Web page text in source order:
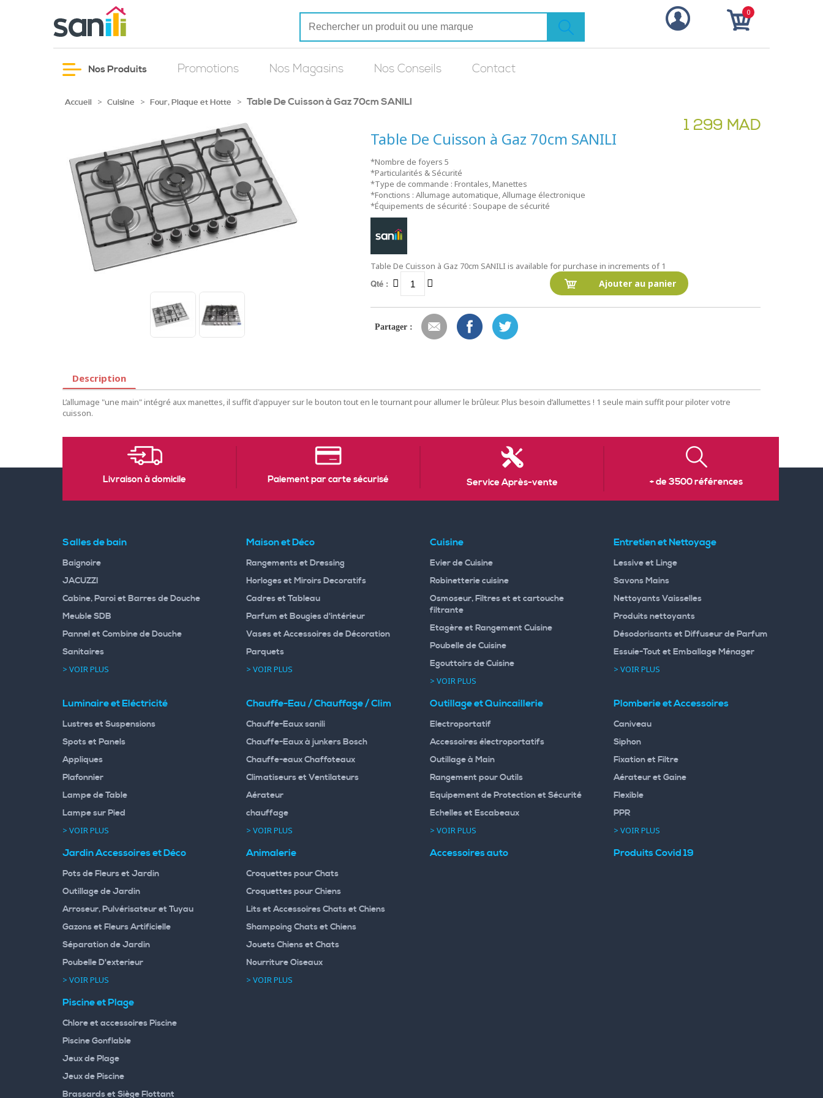
0
Nos Produits Promotions Nos Magasins Nos Conseils Contact
Accueil > Cuisine > Four, Plaque et Hotte > Table De Cuisson à Gaz 70cm SANILI
Table De Cuisson à Gaz 70cm SANILI
1 299 MAD
*Nombre de foyers 5
*Particularités & Sécurité
*Type de commande : Frontales, Manettes
*Fonctions : Allumage automatique, Allumage électronique
*Équipements de sécurité : Soupape de sécurité
Table De Cuisson à Gaz 70cm SANILI is available for purchase in increments of 1
Qté : Ajouter au panier
Partager :
Description
L’allumage "une main" intégré aux manettes, il suffit d'appuyer sur le bouton tout en le tournant pour allumer le brûleur. Plus besoin d’allumettes ! 1 seule main suffit pour piloter votre
cuisson.
Livraison à domicile Paiement par carte sécurisé Service Après-vente + de 3500 références
Salles de bain
Baignoire
JACUZZI
Cabine, Paroi et Barres de Douche
Meuble SDB
Pannel et Combine de Douche
Sanitaires
> VOIR PLUS
Maison et Déco
Rangements et Dressing
Horloges et Miroirs Decoratifs
Cadres et Tableau
Parfum et Bougies d'intérieur
Vases et Accessoires de Décoration
Parquets
> VOIR PLUS
Cuisine
Evier de Cuisine
Robinetterie cuisine
Osmoseur, Filtres et et cartouche
filtrante
Etagère et Rangement Cuisine
Poubelle de Cuisine
Egouttoirs de Cuisine
> VOIR PLUS
Entretien et Nettoyage
Lessive et Linge
Savons Mains
Nettoyants Vaisselles
Produits nettoyants
Désodorisants et Diffuseur de Parfum
Essuie-Tout et Emballage Ménager
> VOIR PLUS
Luminaire et Eléctricité
Lustres et Suspensions
Spots et Panels
Appliques
Plafonnier
Lampe de Table
Lampe sur Pied
> VOIR PLUS
Chauffe-Eau / Chauffage / Clim
Chauffe-Eaux sanili
Chauffe-Eaux à junkers Bosch
Chauffe-eaux Chaffoteaux
Climatiseurs et Ventilateurs
Aérateur
chauffage
> VOIR PLUS
Outillage et Quincaillerie
Electroportatif
Accessoires électroportatifs
Outillage à Main
Rangement pour Outils
Equipement de Protection et Sécurité
Echelles et Escabeaux
> VOIR PLUS
Plomberie et Accessoires
Caniveau
Siphon
Fixation et Filtre
Aérateur et Gaine
Flexible
PPR
> VOIR PLUS
Jardin Accessoires et Déco
Pots de Fleurs et Jardin
Outillage de Jardin
Arroseur, Pulvérisateur et Tuyau
Gazons et Fleurs Artificielle
Séparation de Jardin
Poubelle D'exterieur
> VOIR PLUS
Animalerie
Croquettes pour Chats
Croquettes pour Chiens
Lits et Accessoires Chats et Chiens
Shampoing Chats et Chiens
Jouets Chiens et Chats
Nourriture Oiseaux
> VOIR PLUS
Accessoires auto Produits Covid 19
Piscine et Plage
Chlore et accessoires Piscine
Piscine Gonflable
Jeux de Plage
Jeux de Piscine
Brassards et Siège Flottant